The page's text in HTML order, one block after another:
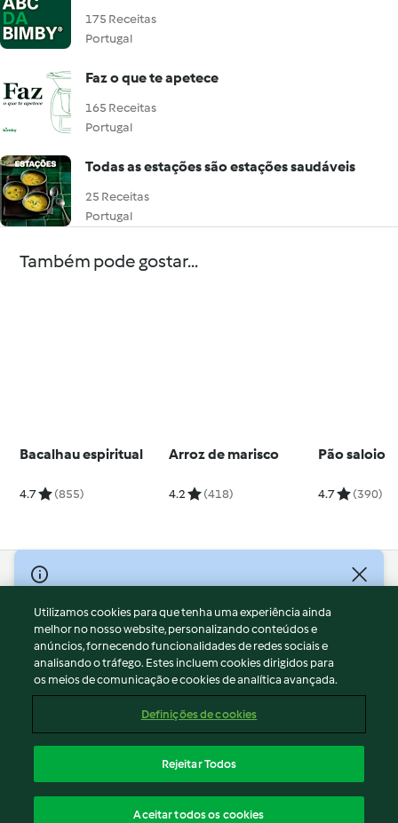
175 Receitas
Portugal
Faz o que te apetece
165 Receitas
Portugal
Todas as estações são estações saudáveis
25 Receitas
Portugal
Também pode gostar...
Bacalhau espiritual
4.7 (855)
Arroz de marisco
4.2 (418)
Pão saloio
4.7 (390)
© Copyright 2026
Termos de Utilização
Aviso sobre Proteção de Dados
Aviso
Apoio legal
Conteúdo do relatório
Declaração de acessibilidade
Utilizamos cookies para que tenha uma experiência ainda
melhor no nosso website, personalizando conteúdos e
anúncios, fornecendo funcionalidades de redes sociais e
analisando o tráfego. Estes incluem cookies dirigidos para
os meios de comunicação e cookies de analítica avançada.
Definições de cookies
Rejeitar Todos
Aceitar todos os cookies